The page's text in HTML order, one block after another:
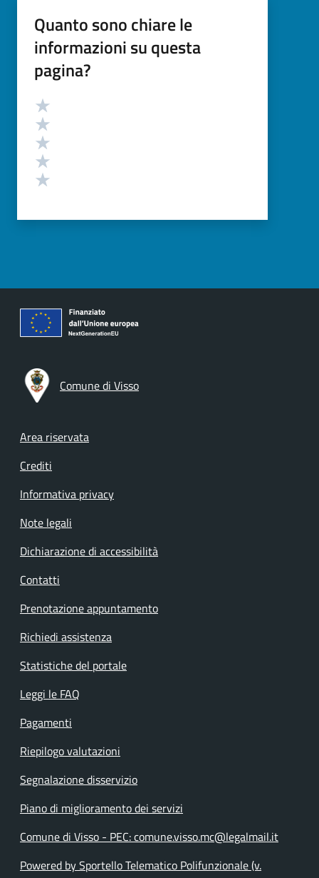
Quanto sono chiare le
informazioni su questa
pagina?
Valutazione
Comune di Visso
Footer menu
Area riservata
Crediti
Informativa privacy
Note legali
Dichiarazione di accessibilità
Contatti
Prenotazione appuntamento
Richiedi assistenza
Statistiche del portale
Leggi le FAQ
Pagamenti
Riepilogo valutazioni
Segnalazione disservizio
Piano di miglioramento dei servizi
Comune di Visso - PEC: comune.visso.mc@legalmail.it
Powered by Sportello Telematico Polifunzionale (v.